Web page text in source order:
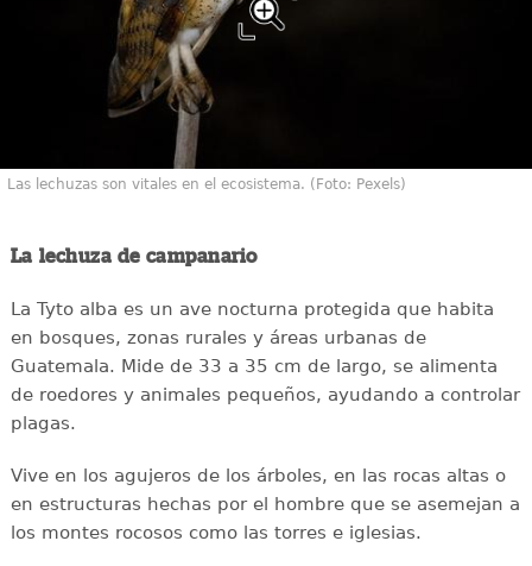
Las lechuzas son vitales en el ecosistema. (Foto: Pexels)
La lechuza de campanario
La Tyto alba es un ave nocturna protegida que habita
en bosques, zonas rurales y áreas urbanas de
Guatemala. Mide de 33 a 35 cm de largo, se alimenta
de roedores y animales pequeños, ayudando a controlar
plagas.
Vive en los agujeros de los árboles, en las rocas altas o
en estructuras hechas por el hombre que se asemejan a
los montes rocosos como las torres e iglesias.